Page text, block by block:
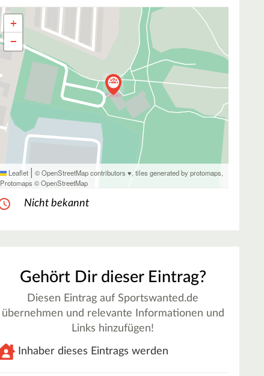
+
−
Leaflet | © OpenStreetMap contributors ♥,tiles generated by protomaps,
Protomaps ©OpenStreetMap
Nicht bekannt
Gehört Dir dieser Eintrag?
Diesen Eintrag auf Sportswanted.de
übernehmen und relevante Informationen und
Links hinzufügen!
Inhaber dieses Eintrags werden